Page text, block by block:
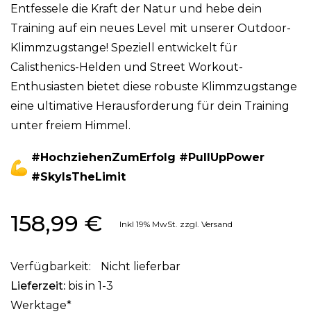
Entfessele die Kraft der Natur und hebe dein
Training auf ein neues Level mit unserer Outdoor-
Klimmzugstange! Speziell entwickelt für
Calisthenics-Helden und Street Workout-
Enthusiasten bietet diese robuste Klimmzugstange
eine ultimative Herausforderung für dein Training
unter freiem Himmel.
#HochziehenZumErfolg #PullUpPower
#SkyIsTheLimit
158,99 € Inkl 19% MwSt. zzgl. Versand
Nicht lieferbar
Lieferzeit: bis in 1-3
Werktage*